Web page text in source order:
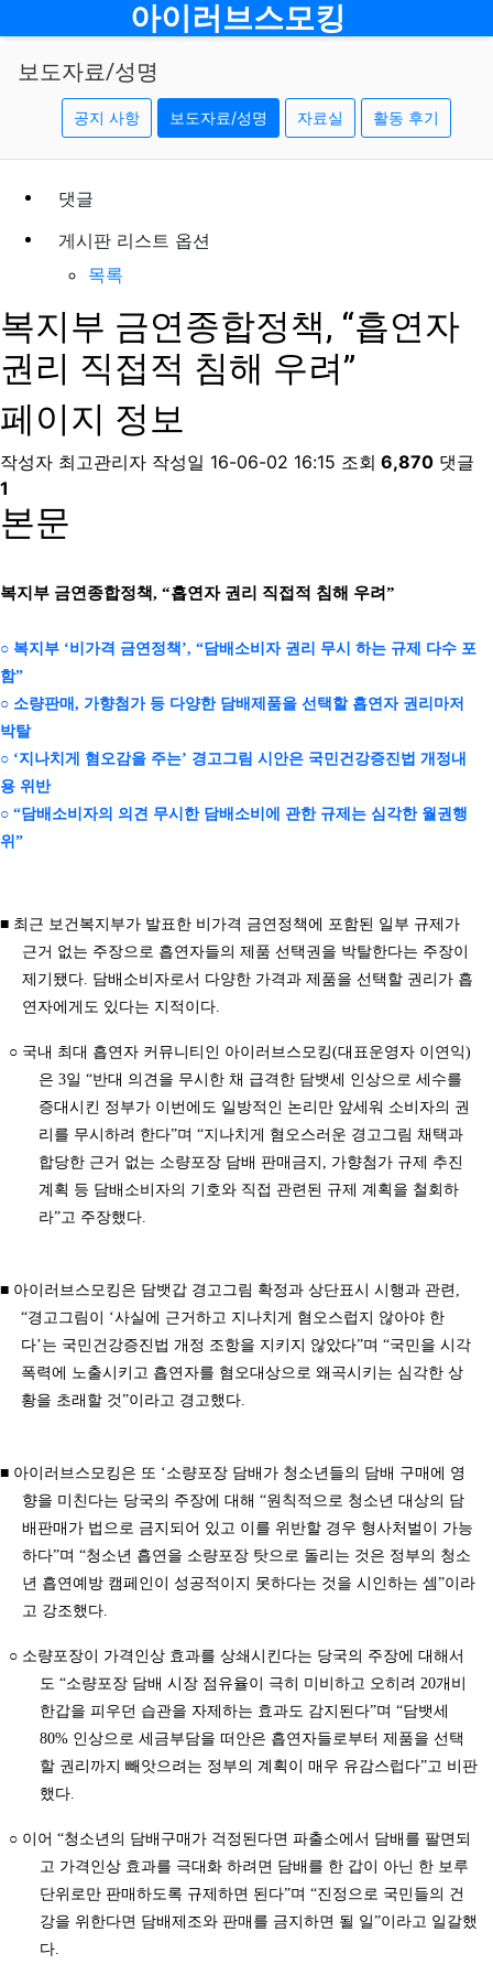
아이러브스모킹
보도자료/성명
공지 사항 보도자료/성명 자료실 활동 후기
댓글
게시판 리스트 옵션
목록
복지부 금연종합정책, “흡연자
권리 직접적 침해 우려”
페이지 정보
작성자 최고관리자 작성일 16-06-02 16:15 조회 6,870 댓글
1
본문
복지부 금연종합정책, “흡연자 권리 직접적 침해 우려”
○ 복지부 ‘비가격 금연정책’, “담배소비자 권리 무시 하는 규제 다수 포
함”
○ 소량판매, 가향첨가 등 다양한 담배제품을 선택할 흡연자 권리마저
박탈
○ ‘지나치게 혐오감을 주는’ 경고그림 시안은 국민건강증진법 개정내
용 위반
○ “담배소비자의 의견 무시한 담배소비에 관한 규제는 심각한 월권행
위”
■ 최근 보건복지부가 발표한 비가격 금연정책에 포함된 일부 규제가
근거 없는 주장으로 흡연자들의 제품 선택권을 박탈한다는 주장이
제기됐다. 담배소비자로서 다양한 가격과 제품을 선택할 권리가 흡
연자에게도 있다는 지적이다.
○ 국내 최대 흡연자 커뮤니티인 아이러브스모킹(대표운영자 이연익)
은 3일 “반대 의견을 무시한 채 급격한 담뱃세 인상으로 세수를
증대시킨 정부가 이번에도 일방적인 논리만 앞세워 소비자의 권
리를 무시하려 한다”며 “지나치게 혐오스러운 경고그림 채택과
합당한 근거 없는 소량포장 담배 판매금지, 가향첨가 규제 추진
계획 등 담배소비자의 기호와 직접 관련된 규제 계획을 철회하
라”고 주장했다.
■ 아이러브스모킹은 담뱃갑 경고그림 확정과 상단표시 시행과 관련,
“경고그림이 ‘사실에 근거하고 지나치게 혐오스럽지 않아야 한
다’는 국민건강증진법 개정 조항을 지키지 않았다”며 “국민을 시각
폭력에 노출시키고 흡연자를 혐오대상으로 왜곡시키는 심각한 상
황을 초래할 것”이라고 경고했다.
■ 아이러브스모킹은 또 ‘소량포장 담배가 청소년들의 담배 구매에 영
향을 미친다는 당국의 주장에 대해 “원칙적으로 청소년 대상의 담
배판매가 법으로 금지되어 있고 이를 위반할 경우 형사처벌이 가능
하다”며 “청소년 흡연을 소량포장 탓으로 돌리는 것은 정부의 청소
년 흡연예방 캠페인이 성공적이지 못하다는 것을 시인하는 셈”이라
고 강조했다.
○ 소량포장이 가격인상 효과를 상쇄시킨다는 당국의 주장에 대해서
도 “소량포장 담배 시장 점유율이 극히 미비하고 오히려 20개비
한갑을 피우던 습관을 자제하는 효과도 감지된다”며 “담뱃세
80% 인상으로 세금부담을 떠안은 흡연자들로부터 제품을 선택
할 권리까지 빼앗으려는 정부의 계획이 매우 유감스럽다”고 비판
했다.
○ 이어 “청소년의 담배구매가 걱정된다면 파출소에서 담배를 팔면되
고 가격인상 효과를 극대화 하려면 담배를 한 갑이 아닌 한 보루
단위로만 판매하도록 규제하면 된다”며 “진정으로 국민들의 건
강을 위한다면 담배제조와 판매를 금지하면 될 일”이라고 일갈했
다.